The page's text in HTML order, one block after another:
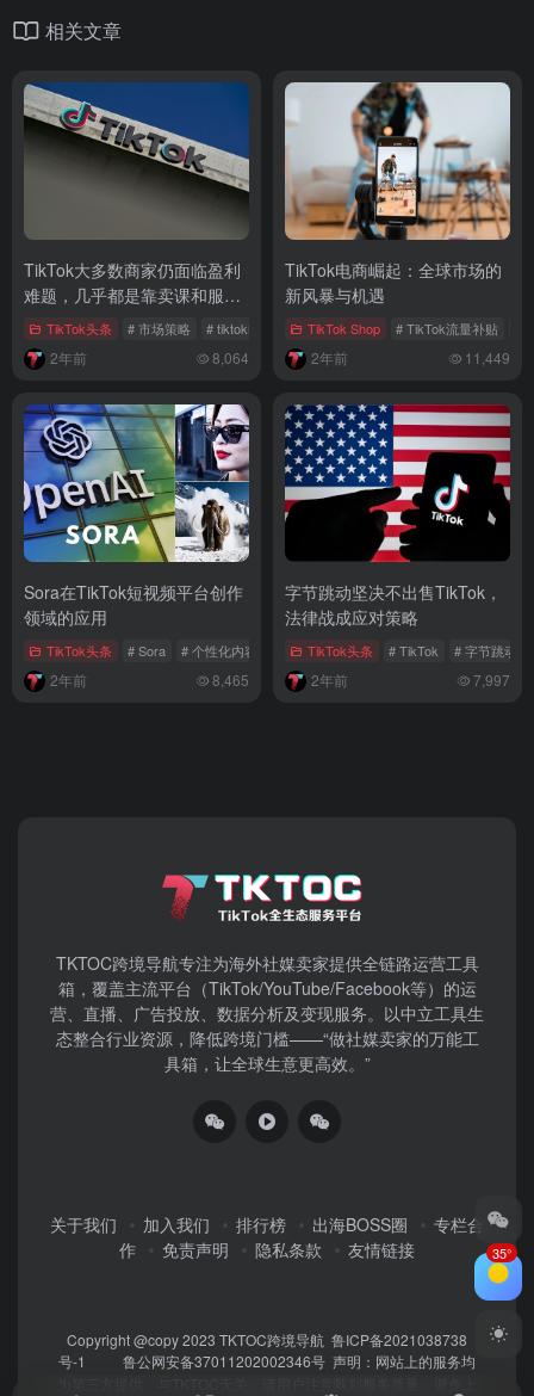
相关文章
TikTok大多数商家仍面临盈利
难题，几乎都是靠卖课和服
务！TikTok头条 # 市场策略 # tiktok电商 # 品牌宣传
2年前 8,064
TikTok电商崛起：全球市场的
新风暴与机遇
TikTok Shop # TikTok流量补贴
2年前 11,449
Sora在TikTok短视频平台创作
领域的应用
TikTok头条 # Sora # 个性化内容 # TikTok创意视频
2年前 8,465
字节跳动坚决不出售TikTok，
法律战成应对策略
TikTok头条 # TikTok # 字节跳动
2年前 7,997
TKTOC跨境导航​专注为海外社媒卖家提供全链路运营工具
箱，覆盖主流平台（TikTok/YouTube/Facebook等）​的运
营、直播、广告投放、数据分析及变现服务。以中立工具生
态整合行业资源，降低跨境门槛——“做社媒卖家的万能工
具箱，让全球生意更高效。”
关于我们 加入我们 排行榜 出海BOSS圈
专栏合
作
免责声明 隐私条款 友情链接
Copyright @copy 2023 TKTOC跨境导航 鲁ICP备2021038738
号-1
鲁公网安备37011202002346号 声明：网站上的服务均
35°